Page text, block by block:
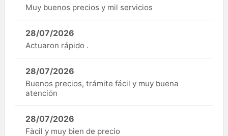
Muy buenos precios y mil servicios
28/07/2026
Actuaron rápido .
28/07/2026
Buenos precios, trámite fácil y muy buena
atención
28/07/2026
Fàcil y muy bien de precio